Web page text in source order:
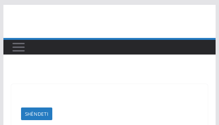
content
SHËNDETI